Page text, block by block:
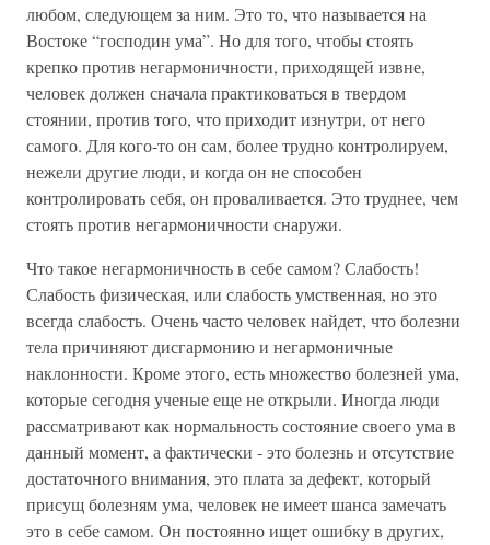
любом, следующем за ним. Это то, что называется на
Востоке “господин ума”. Но для того, чтобы стоять
крепко против негармоничности, приходящей извне,
человек должен сначала практиковаться в твердом
стоянии, против того, что приходит изнутри, от него
самого. Для кого-то он сам, более трудно контролируем,
нежели другие люди, и когда он не способен
контролировать себя, он проваливается. Это труднее, чем
стоять против негармоничности снаружи.
Что такое негармоничность в себе самом? Слабость!
Слабость физическая, или слабость умственная, но это
всегда слабость. Очень часто человек найдет, что болезни
тела причиняют дисгармонию и негармоничные
наклонности. Кроме этого, есть множество болезней ума,
которые сегодня ученые еще не открыли. Иногда люди
рассматривают как нормальность состояние своего ума в
данный момент, а фактически - это болезнь и отсутствие
достаточного внимания, это плата за дефект, который
присущ болезням ума, человек не имеет шанса замечать
это в себе самом. Он постоянно ищет ошибку в других,